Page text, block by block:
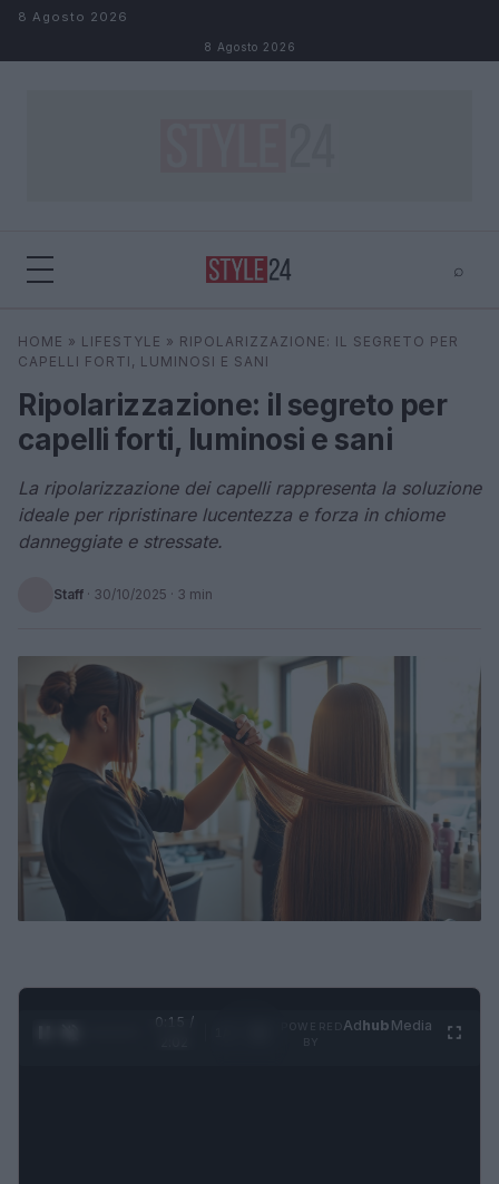
Salta al contenuto
8 Agosto 2026
8 Agosto 2026
⌕
Cerca ⌕ ×
HOME » LIFESTYLE » RIPOLARIZZAZIONE: IL SEGRETO PER
CAPELLI FORTI, LUMINOSI E SANI
Ripolarizzazione: il segreto per
capelli forti, luminosi e sani
La ripolarizzazione dei capelli rappresenta la soluzione
ideale per ripristinare lucentezza e forza in chiome
danneggiate e stressate.
Staff · 30/10/2025 · 3 min
0:16 /
Adhub Media